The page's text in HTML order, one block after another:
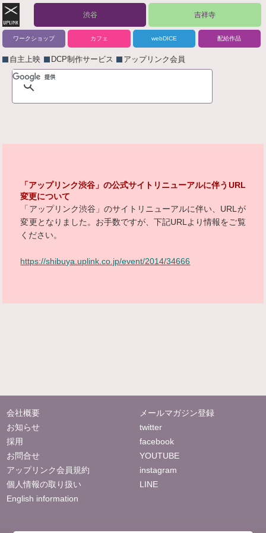
渋谷 吉祥寺
ワークショップ カフェ webDICE 配給作品
自主上映 DCP制作サービス アップリンク会員
「アップリンク渋谷」の公式サイトリニューアルに伴うURL
変更について
「アップリンク渋谷」のサイトリニューアルに伴い、URLが
変更となりました。お手数ですが、下記URLより情報をご覧
ください。
https://shibuya.uplink.co.jp/event/2014/34666
会社概要
お知らせ
採用
お問合せ
アップリンク会員規約
個人情報の取り扱い
English information
メールマガジン登録
twitter
facebook
YOUTUBE
instagram
LINE